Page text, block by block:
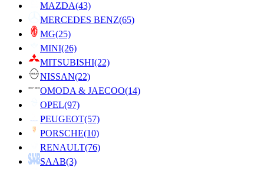
MAZDA(43)
MERCEDES BENZ(65)
MG(25)
MINI(26)
MITSUBISHI(22)
NISSAN(22)
OMODA & JAECOO(14)
OPEL(97)
PEUGEOT(57)
PORSCHE(10)
RENAULT(76)
SAAB(3)